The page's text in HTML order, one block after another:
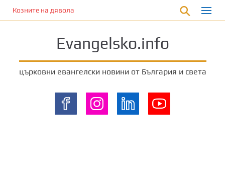
Козните на дявола
Evangelsko.info
църковни евангелски новини от България и света